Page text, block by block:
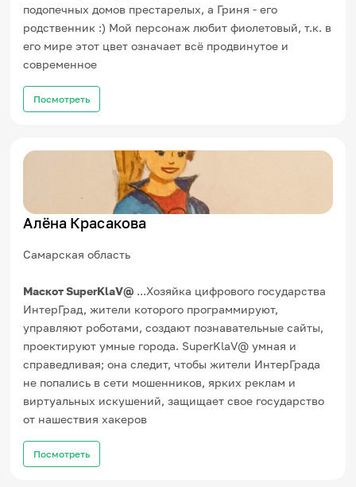
подопечных домов престарелых, а Гриня - его
родственник :) Мой персонаж любит фиолетовый, т.к. в
его мире этот цвет означает всё продвинутое и
современное
Посмотреть
Алёна Красакова
Самарская область
Маскот SuperKlaV@ ...Хозяйка цифрового государства
ИнтерГрад, жители которого программируют,
управляют роботами, создают познавательные сайты,
проектируют умные города. SuperKlaV@ умная и
справедливая; она следит, чтобы жители ИнтерГрада
не попались в сети мошенников, ярких реклам и
виртуальных искушений, защищает свое государство
от нашествия хакеров
Посмотреть